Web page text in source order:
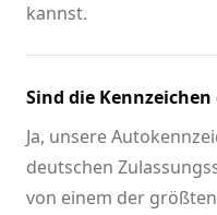
kannst.
Sind die
Ja, unsere
deutschen
von einem der